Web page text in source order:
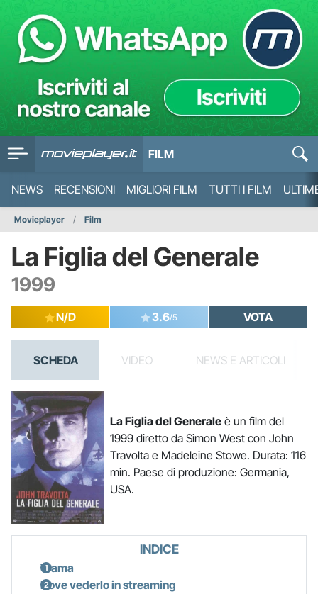
FILM
NEWS RECENSIONI MIGLIORI FILM TUTTI I FILM
Movieplayer Film
La Figlia del Generale
1999
N/D 3.6/5 VOTA
SCHEDA VIDEO NEWS E ARTICOLI
La Figlia del Generaleè un film del
1999 diretto da Simon West con John
Travolta e Madeleine Stowe. Durata: 116
min. Paese di produzione: Germania,
USA.
INDICE
Trama
Dove vederlo in streaming